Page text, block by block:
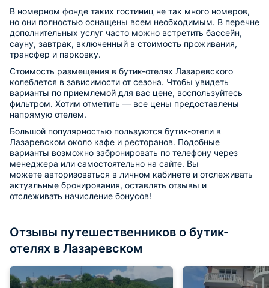
В номерном фонде таких гостиниц не так много номеров,
но они полностью оснащены всем необходимым. В перечне
дополнительных услуг часто можно встретить бассейн,
сауну, завтрак, включенный в стоимость проживания,
трансфер и парковку.
Стоимость размещения в бутик-отелях Лазаревского
колеблется в зависимости от сезона. Чтобы увидеть
варианты по приемлемой для вас цене, воспользуйтесь
фильтром. Хотим отметить — все цены предоставлены
напрямую отелем.
Большой популярностью пользуются бутик-отели в
Лазаревском около кафе и ресторанов. Подобные
варианты возможно забронировать по телефону через
менеджера или самостоятельно на сайте. Вы
можете авторизоваться в личном кабинете и отслеживать
актуальные бронирования, оставлять отзывы и
отслеживать начисление бонусов!
Отзывы путешественников о бутик-
отелях в Лазаревском